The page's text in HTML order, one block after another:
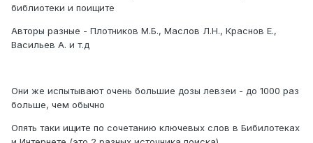
библиотеки и поищите
Авторы разные - Плотников М.Б., Маслов Л.Н., Краснов Е.,
Васильев А. и т.д
Они же испытывают очень большие дозы левзеи - до 1000 раз
больше, чем обычно
Опять таки ищите по сочетанию ключевых слов в Бибилотеках